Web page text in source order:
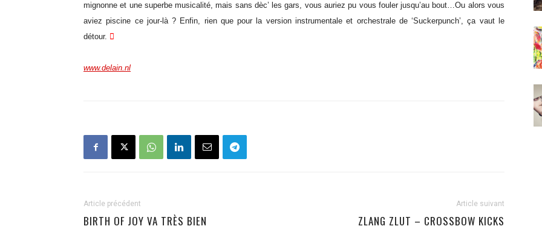
mignonne et une superbe musicalité, mais sans dèc’ les gars, vous auriez pu vous fouler jusqu’au bout…Ou alors vous
aviez piscine ce jour-là ? Enfin, rien que pour la version instrumentale et orchestrale de ‘Suckerpunch’, ça vaut le
détour. 
www.delain.nl
Article précédent
BIRTH OF JOY VA TRÈS BIEN
Article suivant
ZLANG ZLUT – CROSSBOW KICKS